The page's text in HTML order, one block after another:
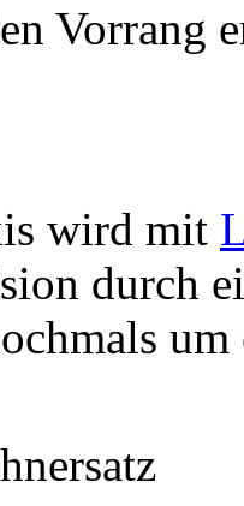
Vorrang
wird mit
durch